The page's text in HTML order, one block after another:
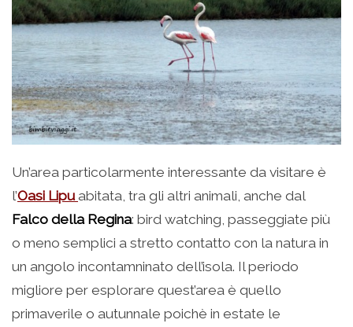
Un’area particolarmente interessante da visitare è
l’Oasi Lipuabitata, tra gli altri animali, anche dal
Falco della Regina: bird watching, passeggiate più
o meno semplici a stretto contatto con la natura in
un angolo incontamninato dell’isola. Il periodo
migliore per esplorare quest’area è quello
primaverile o autunnale poichè in estate le